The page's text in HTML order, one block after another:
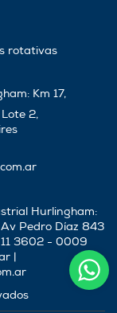
rotativas
Km 17,
2,
Hurlingham:
Pedro Díaz 843
3602 - 0009
|